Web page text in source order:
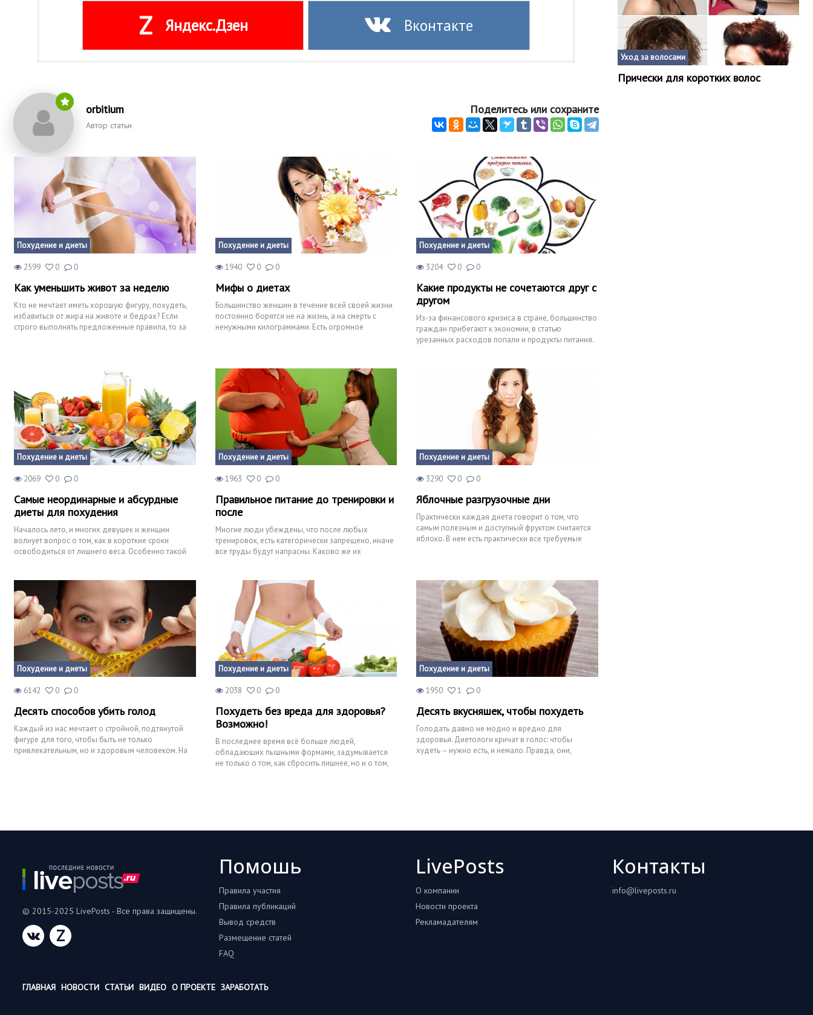
Z Яндекс.Дзен Вконтакте
orbitium
Автор статьи
Поделитесь или сохраните
Похудение и диеты
2599 0 0
Как уменьшить живот за неделю
Кто не мечтает иметь хорошую фигуру, похудеть,
избавиться от жира на животе и бедрах? Если
строго выполнять предложенные правила, то за
Похудение и диеты
1940 0 0
Мифы о диетах
Большинство женщин в течение всей своей жизни
постоянно борятся не на жизнь, а на смерть с
ненужными килограммами. Есть огромное
Похудение и диеты
3204 0 0
Какие продукты не сочетаются друг с
другом
Из-за финансового кризиса в стране, большинство
граждан прибегают к экономии, в статью
урезанных расходов попали и продукты питания.
Похудение и диеты
2069 0 0
Самые неординарные и абсурдные
диеты для похудения
Началось лето, и многих девушек и женщин
волнует вопрос о том, как в короткие сроки
освободиться от лишнего веса. Особенно такой
Похудение и диеты
1963 0 0
Правильное питание до тренировки и
после
Многие люди убеждены, что после любых
тренировок, есть категорически запрещено, иначе
все труды будут напрасны. Каково же их
Похудение и диеты
3290 0 0
Яблочные разгрузочные дни
Практически каждая диета говорит о том, что
самым полезным и доступный фруктом считается
яблоко. В нем есть практически все требуемые
Похудение и диеты
6142 0 0
Десять способов убить голод
Каждый из нас мечтает о стройной, подтянутой
фигуре для того, чтобы быть не только
привлекательным, но и здоровым человеком. На
Похудение и диеты
2038 0 0
Похудеть без вреда для здоровья?
Возможно!
В последнее время всё больше людей,
обладающих пышными формами, задумывается
не только о том, как сбросить лишнее, но и о том,
Похудение и диеты
1950 1 0
Десять вкусняшек, чтобы похудеть
Голодать давно не модно и вредно для
здоровья. Диетологи кричат в голос: чтобы
худеть – нужно есть, и немало. Правда, они,
Уход за волосами
Прически для коротких волос
© 2015-2025 LivePosts - Все права защищены.
Z
Помошь
Правила участия
Правила публикаций
Вывод средств
Размещение статей
FAQ
LivePosts
О компании
Новости проекта
Рекламадателям
Контакты
info@liveposts.ru
ГЛАВНАЯ НОВОСТИ СТАТЬИ ВИДЕО О ПРОЕКТЕ ЗАРАБОТАТЬ